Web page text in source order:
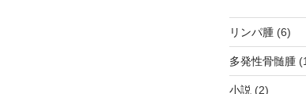
リンパ腫(6)
多発性骨髄腫
小説(2)